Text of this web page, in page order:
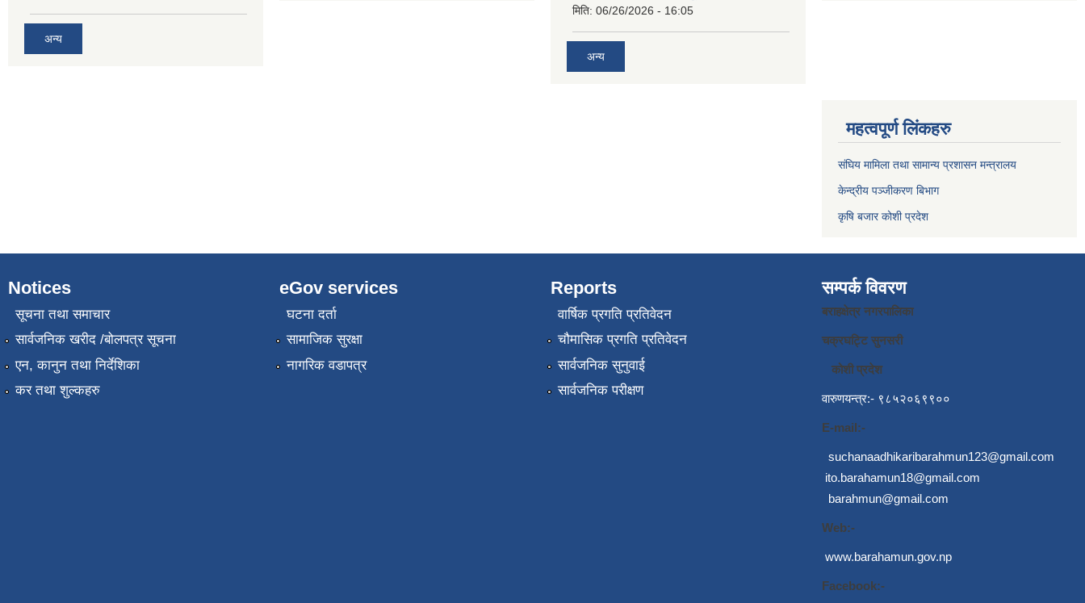
अन्य
मिति: 06/26/2026 - 16:05
अन्य
महत्वपूर्ण लिंकहरु
संघिय मामिला तथा सामान्य प्रशासन मन्त्रालय
केन्द्रीय पञ्जीकरण बिभाग
कृषि बजार कोशी प्रदेश
Notices
सूचना तथा समाचार
सार्वजनिक खरीद /बोलपत्र सूचना
एन, कानुन तथा निर्देशिका
कर तथा शुल्कहरु
eGov services
घटना दर्ता
सामाजिक सुरक्षा
नागरिक वडापत्र
Reports
वार्षिक प्रगति प्रतिवेदन
चौमासिक प्रगति प्रतिवेदन
सार्वजनिक सुनुवाई
सार्वजनिक परीक्षण
सम्पर्क विवरण
बराहक्षेत्र नगरपालिका
चक्रघट्टि सुनसरी
कोशी प्रदेश
वारुणयन्त्र:- ९८५२०६९९००
E-mail:-
suchanaadhikaribarahmun123@gmail.com
ito.barahamun18@gmail.com
barahmun@gmail.com
Web:-
www.barahamun.gov.np
Facebook:-